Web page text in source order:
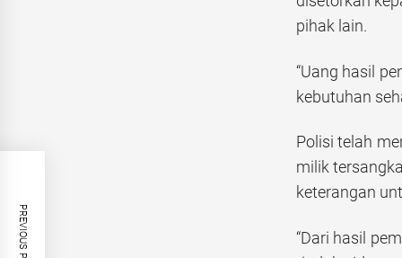
pihak lain.
“Uang hasil
kebutuhan
Polisi telah
milik
keterangan
“Dari hasil
PREVIOUS POST